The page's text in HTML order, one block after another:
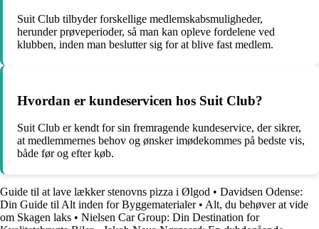
Suit Club tilbyder forskellige medlemskabsmuligheder,
herunder prøveperioder, så man kan opleve fordelene ved
klubben, inden man beslutter sig for at blive fast medlem.
Hvordan er kundeservicen hos Suit Club?
Suit Club er kendt for sin fremragende kundeservice, der sikrer,
at medlemmernes behov og ønsker imødekommes på bedste vis,
både før og efter køb.
Guide til at lave lækker stenovns pizza i Ølgod • Davidsen Odense:
Din Guide til Alt inden for Byggematerialer• Alt, du behøver at vide
om Skagen laks • Nielsen Car Group: Din Destination for